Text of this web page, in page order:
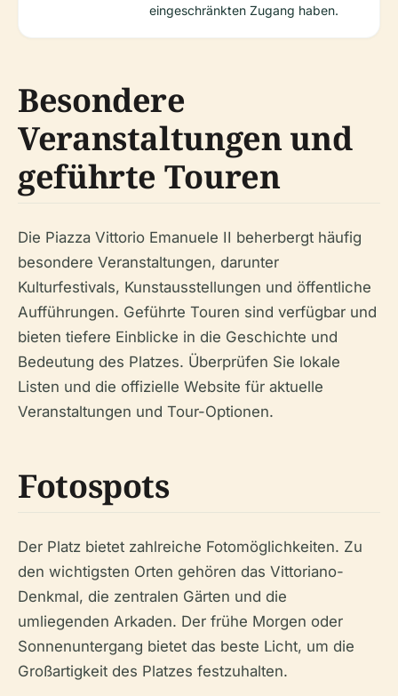
eingeschränkten Zugang haben.
Besondere
Veranstaltungen und
geführte Touren
Die Piazza Vittorio Emanuele II beherbergt häufig
besondere Veranstaltungen, darunter
Kulturfestivals, Kunstausstellungen und öffentliche
Aufführungen. Geführte Touren sind verfügbar und
bieten tiefere Einblicke in die Geschichte und
Bedeutung des Platzes. Überprüfen Sie lokale
Listen und die offizielle Website für aktuelle
Veranstaltungen und Tour-Optionen.
Fotospots
Der Platz bietet zahlreiche Fotomöglichkeiten. Zu
den wichtigsten Orten gehören das Vittoriano-
Denkmal, die zentralen Gärten und die
umliegenden Arkaden. Der frühe Morgen oder
Sonnenuntergang bietet das beste Licht, um die
Großartigkeit des Platzes festzuhalten.